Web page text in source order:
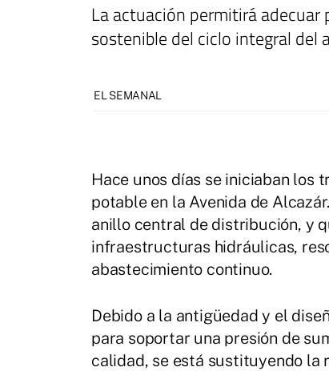
La actuación permitirá
sostenible del ciclo integral del
EL SEMANAL
Hace unos días se iniciaban los
potable en la Avenida de
anillo central de distribución, y
infraestructuras hidráulicas,
abastecimiento continuo.
Debido a la antigüedad y el
para soportar una presión de
calidad, se está sustituyendo la